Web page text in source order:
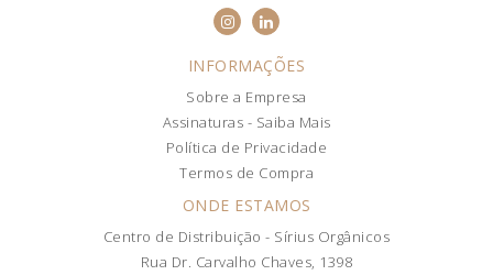
INFORMAÇÕES
Sobre a Empresa
Assinaturas - Saiba Mais
Política de Privacidade
Termos de Compra
ONDE ESTAMOS
Centro de Distribuição - Sírius Orgânicos
Rua Dr. Carvalho Chaves, 1398